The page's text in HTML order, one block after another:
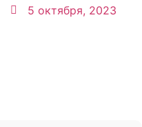
5 октября, 2023